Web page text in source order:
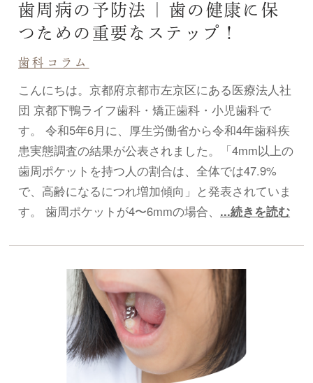
歯周病の予防法 | 歯の健康に保
つための重要なステップ！
歯科コラム
こんにちは。京都府京都市左京区にある医療法人社
団 京都下鴨ライフ歯科・矯正歯科・小児歯科で
す。 令和5年6月に、厚生労働省から令和4年歯科疾
患実態調査の結果が公表されました。「4mm以上の
歯周ポケットを持つ人の割合は、全体では47.9%
で、高齢になるにつれ増加傾向」と発表されていま
す。 歯周ポケットが4〜6mmの場合、 ...続きを読む